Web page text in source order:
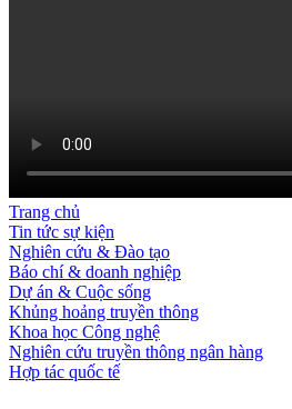
Trang chủ
Tin tức sự kiện
Nghiên cứu & Đào tạo
Báo chí & doanh nghiệp
Dự án & Cuộc sống
Khủng hoảng truyền thông
Khoa học Công nghệ
Nghiên cứu truyền thông ngân hàng
Hợp tác quốc tế